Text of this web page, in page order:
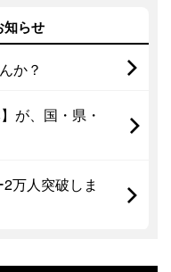
知らせ
か？
が、国・県・
万人突破しま